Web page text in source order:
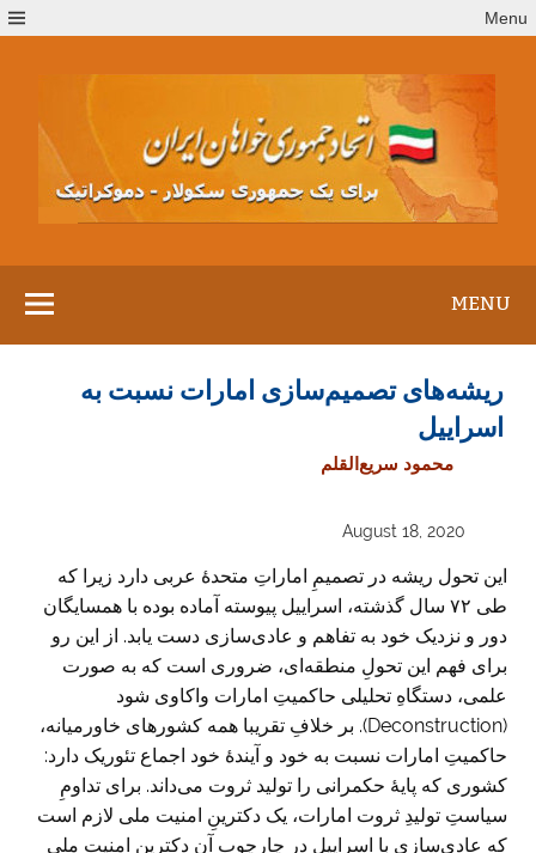
to
Menu
MENU
ریشه‌های تصمیم‌سازی امارات نسبت به
اسراییل
محمود سریع‌القلم
August 18, 2020
این تحول ریشه در تصمیمِ اماراتِ متحدۀ عربی دارد زیرا که
طی ۷۲ سال گذشته، اسراییل پیوسته آماده بوده با همسایگان
دور و نزدیک خود به تفاهم و عادی‌سازی دست یابد. از این رو
برای فهم این تحولِ منطقه‌ای، ضروری است که به صورت
علمی، دستگاهِ تحلیلی حاکمیتِ امارات واکاوی شود
(Deconstruction). بر خلافِ تقریبا همه کشورهای خاورمیانه،
حاکمیتِ امارات نسبت به خود و آیندۀ خود اجماع تئوریک دارد:
کشوری که پایۀ حکمرانی را تولید ثروت می‌داند. برای تداومِ
سیاستِ تولیدِ ثروت امارات، یک دکترینِ امنیت ملی لازم است
که عادی‌سازی با اسراییل در چارچوب آن دکترین امنیت ملی